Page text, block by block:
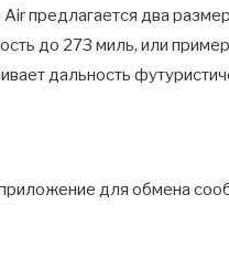
предлагается два
до 273 миль, или
дальность
для обмена